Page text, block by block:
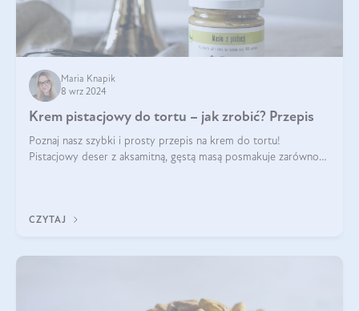
Maria Knapik
8 wrz 2024
Krem pistacjowy do tortu – jak zrobić? Przepis
Poznaj nasz szybki i prosty przepis na krem do tortu!
Pistacjowy deser z aksamitną, gęstą masą posmakuje zarówno
CZYTAJ